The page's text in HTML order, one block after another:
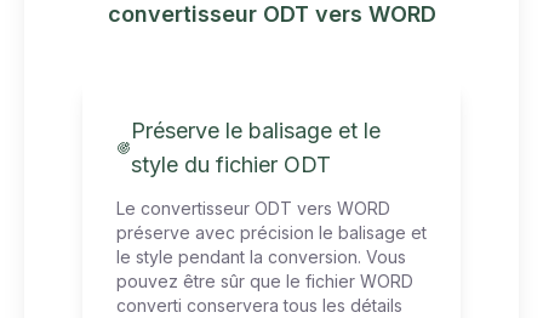
convertisseur ODT vers WORD
Préserve le balisage et le
style du fichier ODT
Le convertisseur ODT vers WORD
préserve avec précision le balisage et
le style pendant la conversion. Vous
pouvez être sûr que le fichier WORD
converti conservera tous les détails